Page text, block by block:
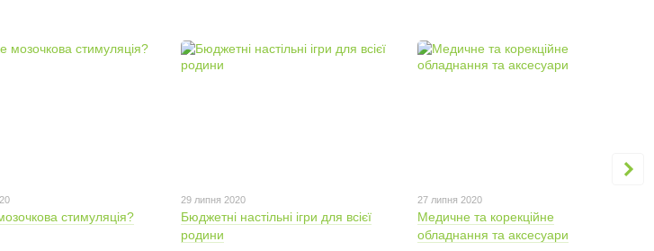
стимуляція?
29 липня 2020
Бюджетні настільні ігри для всієї
родини
27 липня 2020
Медичне та корекційне
обладнання та аксесуари